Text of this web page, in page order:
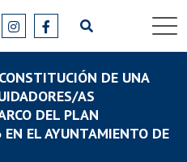
DE UNA
AS
DEL PLAN
EL AYUNTAMIENTO DE